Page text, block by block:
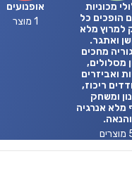
מכוניות
הופכים כל
למרוץ מלא
ואתגר.
מחכים
מסלולים,
ואביזרים
ריכוז,
ומשחק
מלא אנרגיה
והנאה.
אופנועים
1 מוצר